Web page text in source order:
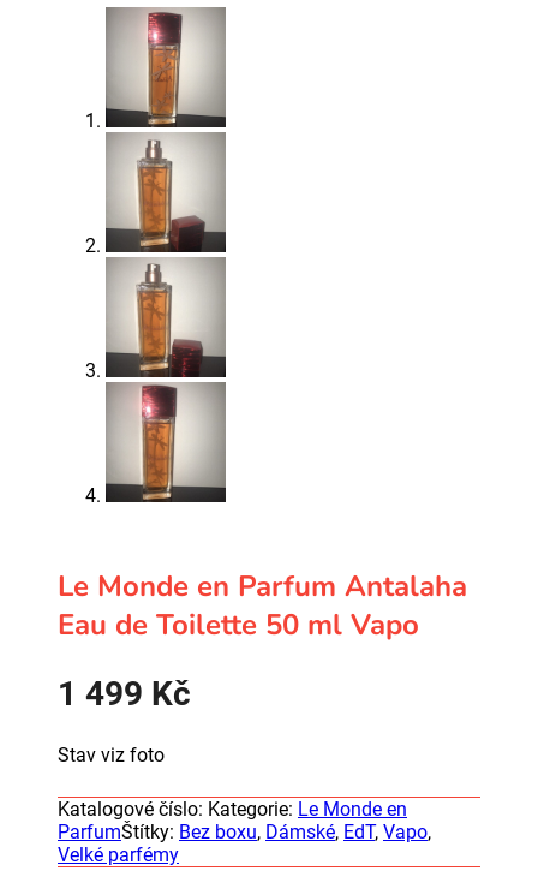
Le Monde en Parfum Antalaha
Eau de Toilette 50 ml Vapo
1 499 Kč
Stav viz foto
Katalogové číslo: Kategorie: Le Monde en
ParfumŠtítky: Bez boxu, Dámské, EdT, Vapo,
Velké parfémy